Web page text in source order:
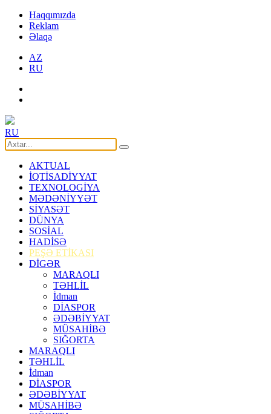
Haqqımızda
Reklam
Əlaqə
AZ
RU
RU
AKTUAL
İQTİSADİYYAT
TEXNOLOGİYA
MƏDƏNİYYƏT
SİYASƏT
DÜNYA
SOSİAL
HADİSƏ
PEŞƏ ETİKASI
DİGƏR
MARAQLI
TƏHLİL
İdman
DİASPOR
ƏDƏBİYYAT
MÜSAHİBƏ
SIĞORTA
MARAQLI
TƏHLİL
İdman
DİASPOR
ƏDƏBİYYAT
MÜSAHİBƏ